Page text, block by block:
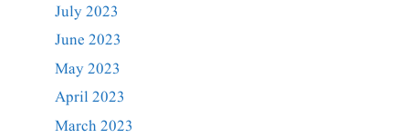
July 2023
June 2023
May 2023
April 2023
March 2023